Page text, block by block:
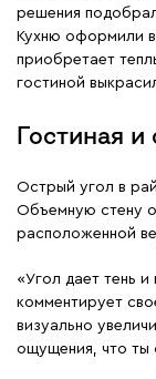
решения
Кухню оформили
приобретает
гостиной
Гостиная и
Острый угол в
Объемную стену
расположенной
«Угол дает тень
комментирует
визуально
ощущения, что ты